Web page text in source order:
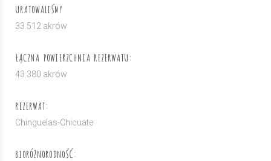
URATOWALIŚMY
33.512 akrów
ŁĄCZNA POWIERZCHNIA REZERWATU:
43.380 akrów
REZERWAT:
Chinguelas-Chicuate
BIORÓŻNORODNOŚĆ: